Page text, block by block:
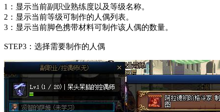
1：显示当前副职业熟练度以及等级名称。
2：显示当前等级可制作的人偶列表。
3：显示当前脚色携带材料可制作该人偶的数量。
STEP3：选择需要制作的人偶